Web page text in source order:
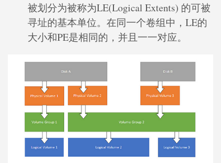
被划分为被称为LE(Logical Extents) 的可被
寻址的基本单位。在同一个卷组中，LE的
大小和PE是相同的，并且一一对应。